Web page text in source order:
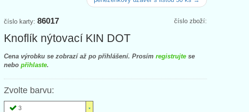
číslo zboží:
číslo karty: 86017
Knoflík nýtovací KIN DOT
Cena výrobku se zobrazí až po přihlášení. Prosím registrujte se
nebo přihlaste.
Zvolte barvu:
3